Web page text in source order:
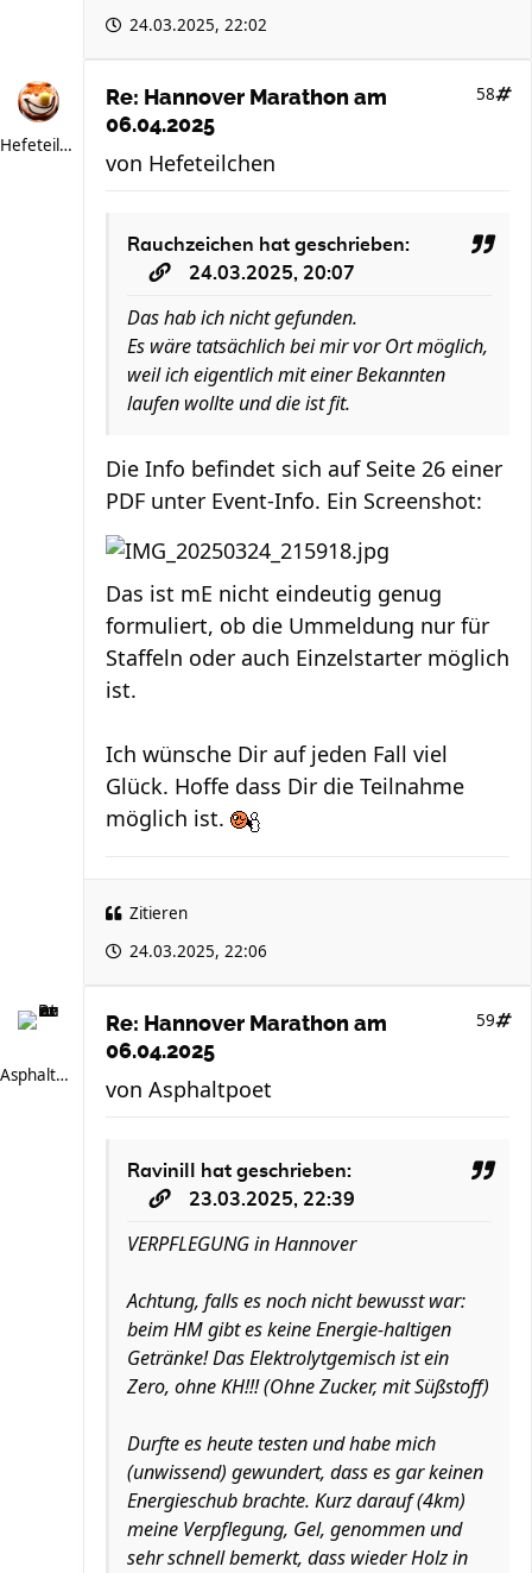
24.03.2025, 22:02
Hefeteilchen
Re: Hannover Marathon am
06.04.2025
58
von Hefeteilchen
Rauchzeichen hat geschrieben:
24.03.2025, 20:07
Das hab ich nicht gefunden.
Es wäre tatsächlich bei mir vor Ort möglich,
weil ich eigentlich mit einer Bekannten
laufen wollte und die ist fit.
Die Info befindet sich auf Seite 26 einer
PDF unter Event-Info. Ein Screenshot:
Das ist mE nicht eindeutig genug
formuliert, ob die Ummeldung nur für
Staffeln oder auch Einzelstarter möglich
ist.
Ich wünsche Dir auf jeden Fall viel
Glück. Hoffe dass Dir die Teilnahme
möglich ist.
Zitieren
24.03.2025, 22:06
Asphaltpoet
Re: Hannover Marathon am
06.04.2025
59
von Asphaltpoet
RaviniII
hat geschrieben:
23.03.2025, 22:39
VERPFLEGUNG in Hannover
Achtung, falls es noch nicht bewusst war:
beim HM gibt es keine Energie-haltigen
Getränke! Das Elektrolytgemisch ist ein
Zero, ohne KH!!! (Ohne Zucker, mit Süßstoff)
Durfte es heute testen und habe mich
(unwissend) gewundert, dass es gar keinen
Energieschub brachte. Kurz darauf (4km)
meine Verpflegung, Gel, genommen und
sehr schnell bemerkt, dass wieder Holz in